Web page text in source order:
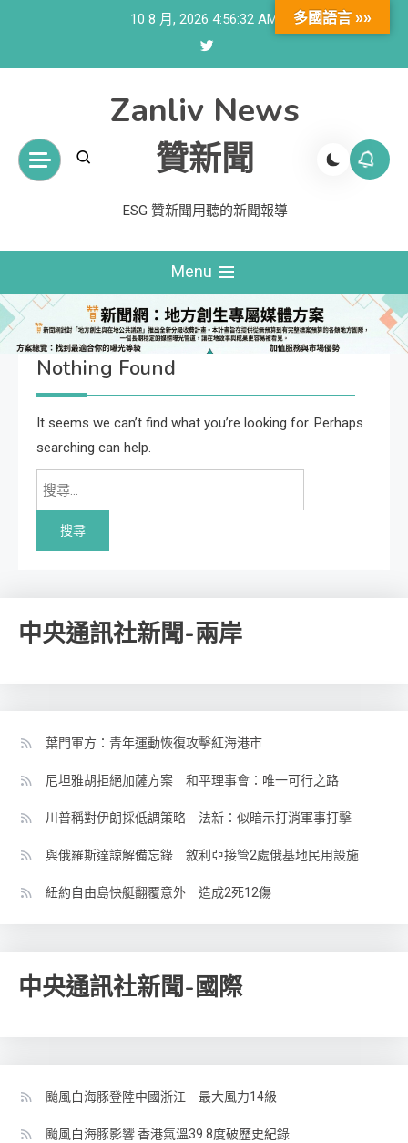
10 8 月, 2026 4:56:32 AM
Zanliv News
贊新聞
ESG 贊新聞用聽的新聞報導
Menu
Nothing Found
It seems we can’t find what you’re looking for. Perhaps
searching can help.
搜
鍵
中央通訊社新聞-兩岸
葉門軍方：青年運動恢復攻擊紅海港市
尼坦雅胡拒絕加薩方案 和平理事會：唯一可行之路
川普稱對伊朗採低調策略 法新：似暗示打消軍事打擊
與俄羅斯達諒解備忘錄 敘利亞接管2處俄基地民用設施
紐約自由島快艇翻覆意外 造成2死12傷
中央通訊社新聞-國際
颱風白海豚登陸中國浙江 最大風力14級
颱風白海豚影響 香港氣溫39.8度破歷史紀錄
多國語言 »»